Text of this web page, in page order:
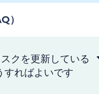
）
クを更新している
すればよいです